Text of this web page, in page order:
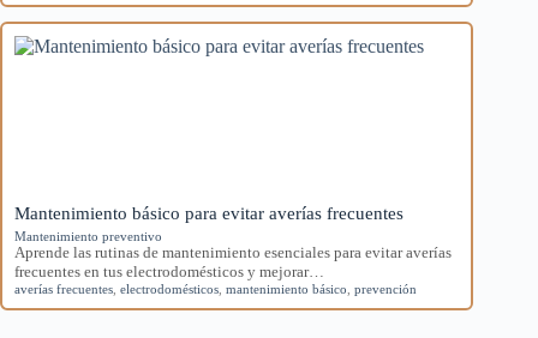
Mantenimiento básico para evitar averías frecuentes
Mantenimiento preventivo
Aprende las rutinas de mantenimiento esenciales para evitar averías
frecuentes en tus electrodomésticos y mejorar…
averías frecuentes electrodomésticos mantenimiento básico prevención